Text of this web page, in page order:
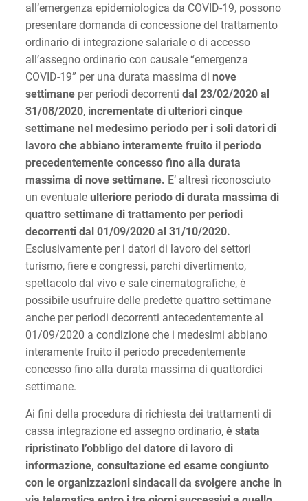
all’emergenza epidemiologica da COVID-19, possono
presentare domanda di concessione del trattamento
ordinario di integrazione salariale o di accesso
all’assegno ordinario con causale “emergenza
COVID-19” per una durata massima di nove
settimane per periodi decorrenti dal 23/02/2020 al
31/08/2020, incrementate di ulteriori cinque
settimane nel medesimo periodo per i soli datori di
lavoro che abbiano interamente fruito il periodo
precedentemente concesso fino alla durata
massima di nove settimane. E’ altresì riconosciuto
un eventuale ulteriore periodo di durata massima di
quattro settimane di trattamento per periodi
decorrenti dal 01/09/2020 al 31/10/2020.
Esclusivamente per i datori di lavoro dei settori
turismo, fiere e congressi, parchi divertimento,
spettacolo dal vivo e sale cinematografiche, è
possibile usufruire delle predette quattro settimane
anche per periodi decorrenti antecedentemente al
01/09/2020 a condizione che i medesimi abbiano
interamente fruito il periodo precedentemente
concesso fino alla durata massima di quattordici
settimane.
Ai fini della procedura di richiesta dei trattamenti di
cassa integrazione ed assegno ordinario, è stata
ripristinato l’obbligo del datore di lavoro di
informazione, consultazione ed esame congiunto
con le organizzazioni sindacali da svolgere anche in